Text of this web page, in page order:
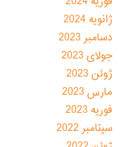
ژانویه 2024
دسامبر 2023
جولای 2023
ژوئن 2023
مارس 2023
فوریه 2023
سپتامبر 2022